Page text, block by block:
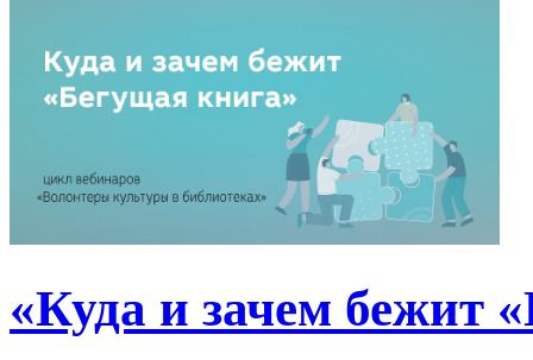
«Куда и зачем бежит